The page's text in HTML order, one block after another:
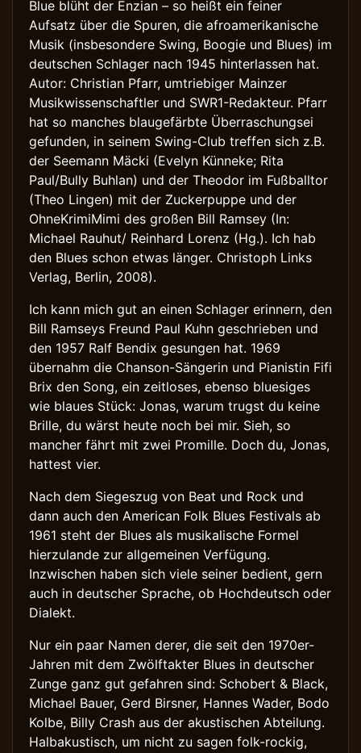
Blue blüht der Enzian – so heißt ein feiner
Aufsatz über die Spuren, die afroamerikanische
Musik (insbesondere Swing, Boogie und Blues) im
deutschen Schlager nach 1945 hinterlassen hat.
Autor: Christian Pfarr, umtriebiger Mainzer
Musikwissenschaftler und SWR1-Redakteur. Pfarr
hat so manches blaugefärbte Überraschungsei
gefunden, in seinem Swing-Club treffen sich z.B.
der Seemann Mäcki (Evelyn Künneke; Rita
Paul/Bully Buhlan) und der Theodor im Fußballtor
(Theo Lingen) mit der Zuckerpuppe und der
OhneKrimiMimi des großen Bill Ramsey (In:
Michael Rauhut/ Reinhard Lorenz (Hg.). Ich hab
den Blues schon etwas länger. Christoph Links
Verlag, Berlin, 2008).
Ich kann mich gut an einen Schlager erinnern, den
Bill Ramseys Freund Paul Kuhn geschrieben und
den 1957 Ralf Bendix gesungen hat. 1969
übernahm die Chanson-Sängerin und Pianistin Fifi
Brix den Song, ein zeitloses, ebenso bluesiges
wie blaues Stück: Jonas, warum trugst du keine
Brille, du wärst heute noch bei mir. Sieh, so
mancher fährt mit zwei Promille. Doch du, Jonas,
hattest vier.
Nach dem Siegeszug von Beat und Rock und
dann auch den American Folk Blues Festivals ab
1961 steht der Blues als musikalische Formel
hierzulande zur allgemeinen Verfügung.
Inzwischen haben sich viele seiner bedient, gern
auch in deutscher Sprache, ob Hochdeutsch oder
Dialekt.
Nur ein paar Namen derer, die seit den 1970er-
Jahren mit dem Zwölftakter Blues in deutscher
Zunge ganz gut gefahren sind: Schobert & Black,
Michael Bauer, Gerd Birsner, Hannes Wader, Bodo
Kolbe, Billy Crash aus der akustischen Abteilung.
Halbakustisch, um nicht zu sagen folk-rockig,